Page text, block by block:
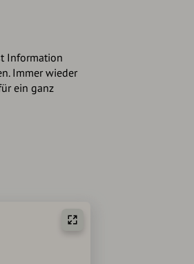
Information
Immer wieder
ein ganz